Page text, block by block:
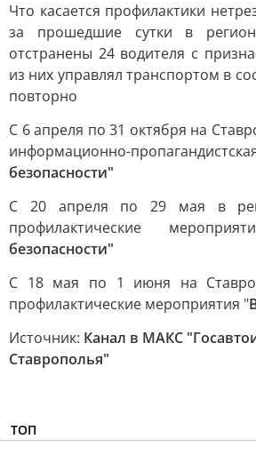
Что касается профилактики
за прошедшие сутки в
отстранены 24 водителя с
из них управлял транспортом в
повторно
С 6 апреля по 31 октября на
информационно-
безопасности"
С 20 апреля по 29 мая в
профилактические
безопасности"
С 18 мая по 1 июня на
профилактические мероприятия "
Источник: Канал в МАКС
Ставрополья"
ТОП